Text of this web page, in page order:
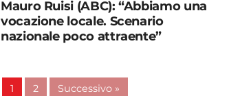
Mauro Ruisi (ABC): “Abbiamo una
vocazione locale. Scenario
nazionale poco attraente”
1 2 Successivo »